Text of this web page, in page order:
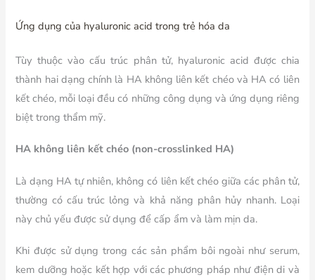
Ứng dụng của hyaluronic acid trong trẻ hóa da
Tùy thuộc vào cấu trúc phân tử, hyaluronic acid được chia
thành hai dạng chính là HA không liên kết chéo và HA có liên
kết chéo, mỗi loại đều có những công dụng và ứng dụng riêng
biệt trong thẩm mỹ.
HA không liên kết chéo (non-crosslinked HA)
Là dạng HA tự nhiên, không có liên kết chéo giữa các phân tử,
thường có cấu trúc lỏng và khả năng phân hủy nhanh. Loại
này chủ yếu được sử dụng để cấp ẩm và làm mịn da.
Khi được sử dụng trong các sản phẩm bôi ngoài như serum,
kem dưỡng hoặc kết hợp với các phương pháp như điện di và